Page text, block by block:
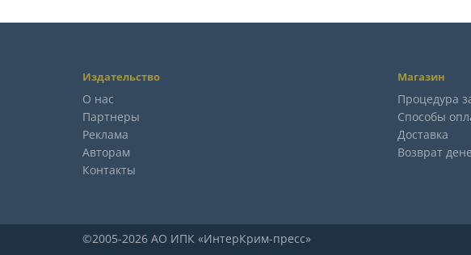
Издательство
О нас
Партнеры
Реклама
Авторам
Контакты
Магазин
Процедура
Способы
Доставка
Возврат
©2005-2026 АО ИПК «ИнтерКрим-пресс»